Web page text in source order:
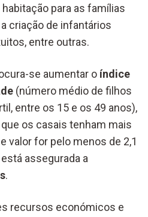
para as famílias
criação de infantários
entre outras.
se aumentar o índice
(número médio de filhos
entre os 15 e os 49 anos),
os casais tenham mais
valor for pelo menos de 2,1
assegurada a
.
recursos económicos e